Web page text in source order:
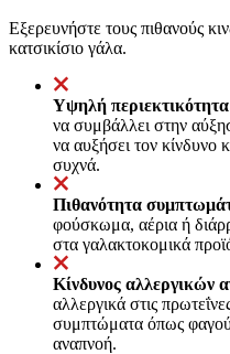
Εξερευνήστε τους πιθανούς
κατσικίσιο γάλα.
Υψηλή
να συμβάλλει στην
να αυξήσει τον κίνδυνο
συχνά.
Πιθανότητα
φούσκωμα, αέρια ή
στα γαλακτοκομικά
Κίνδυνος αλλεργικών
αλλεργικά στις
συμπτώματα όπως
αναπνοή.